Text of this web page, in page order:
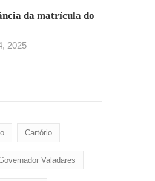
da matrícula do
2025
Cartório
Valadares